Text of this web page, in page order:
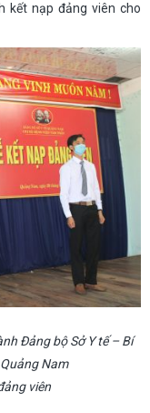
kết nạp đảng viên cho
Đảng bộ Sở Y tế – Bí
Nam
viên